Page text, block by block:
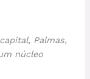
Palmas,
núcleo